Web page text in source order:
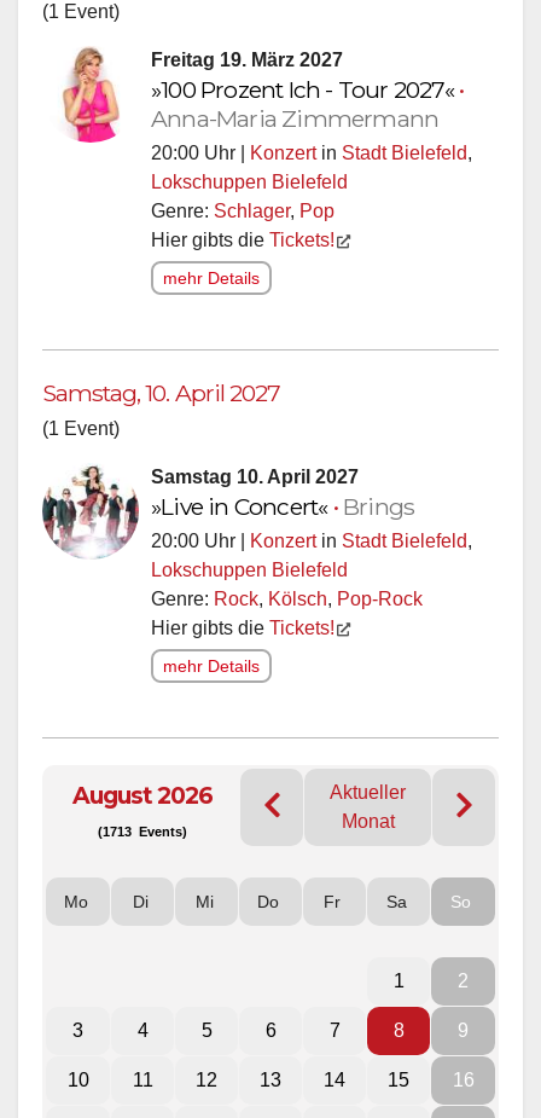
(1 Event)
Freitag 19. März 2027
»100 Prozent Ich - Tour 2027«•
Anna-Maria Zimmermann
20:00 Uhr | Konzertin Stadt Bielefeld,
Lokschuppen Bielefeld
Genre: Schlager, Pop
Hier gibts die Tickets!
mehr Details
Samstag, 10. April 2027
(1 Event)
Samstag 10. April 2027
»Live in Concert« • Brings
20:00 Uhr | Konzertin Stadt Bielefeld,
Lokschuppen Bielefeld
Genre: Rock, Kölsch, Pop-Rock
Hier gibts die Tickets!
mehr Details
August 2026
(1713 Events)
Aktueller
Monat
Mo Di Mi Do Fr Sa So
1 2
3 4 5 6 7 8 9
10 11 12 13 14 15 16